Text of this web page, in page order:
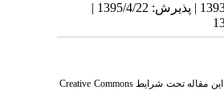
دریافت: 1393/10/17 | پذیرش: 1395/4/22 |
این مقاله تحت شرایطCreative Commons